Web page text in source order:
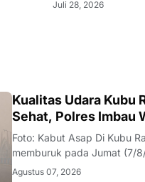
Juli 28, 2026
Kualitas Udara Kubu
Sehat, Polres Imbau
Foto: Kabut Asap Di Kubu
memburuk pada Jumat (7/
Klimatologi, dan Geofisika
Agustus 07, 2026